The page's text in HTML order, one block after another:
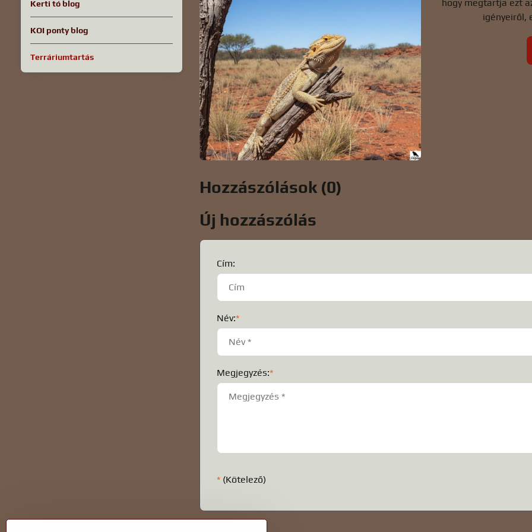
hogy megtartja ezt
igényeiről,
Hozzászólások (0)
Új hozzászólás
Cím:
Név:*
Megjegyzés:*
* (Kötelező)
Kerti tó blog
KOI ponty blog
Terráriumtartás